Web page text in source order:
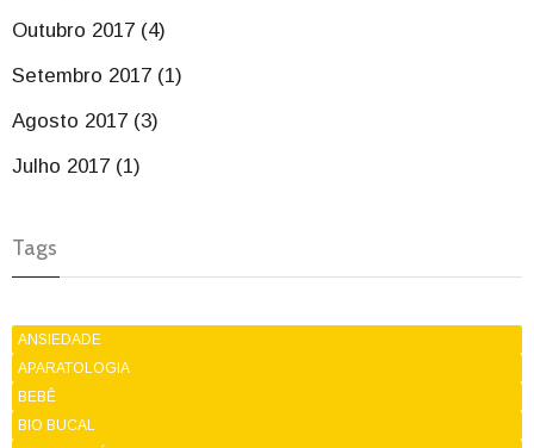
Outubro 2017 (4)
Setembro 2017 (1)
Agosto 2017 (3)
Julho 2017 (1)
Tags
ANSIEDADE
APARATOLOGIA
BEBÊ
BIO BUCAL